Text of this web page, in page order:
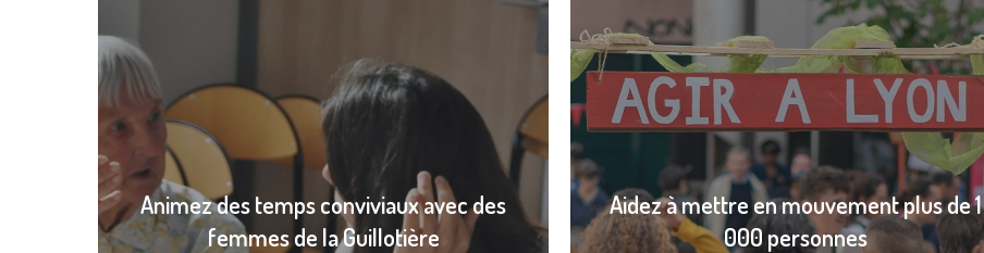
Animez des temps conviviaux avec des
femmes de la Guillotière
Aidez à mettre en mouvement plus de 1
000 personnes